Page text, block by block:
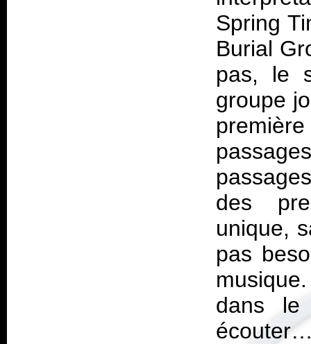
Spring
Burial
pas, le
groupe
des
unique,
pas
dans le